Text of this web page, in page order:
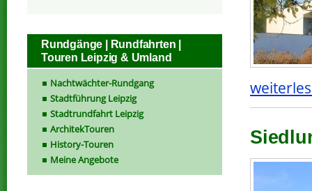
Rundgänge | Rundfahrten |
Touren Leipzig & Umland
Nachtwächter-Rundgang
Stadtführung Leipzig
Stadtrundfahrt Leipzig
ArchitekTouren
History-Touren
Meine Angebote